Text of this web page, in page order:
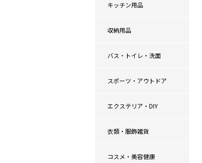
キッチン用品
収納用品
バス・トイレ・洗面
スポーツ・アウトドア
エクステリア・DIY
衣類・服飾雑貨
コスメ・美容健康